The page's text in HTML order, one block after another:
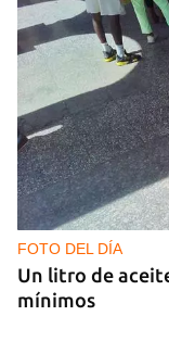
GUERRA
Al menos 17
nocturnos de
FOTO DEL DÍA
Un litro de
mínimos